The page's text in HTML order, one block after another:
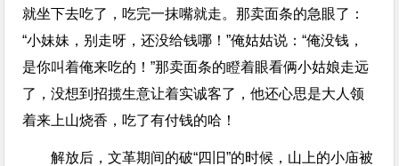
就坐下去吃了，吃完一抹嘴就走。那卖面条的急眼了：
“小妹妹，别走呀，还没给钱哪！”俺姑姑说：“俺没钱，
是你叫着俺来吃的！”那卖面条的瞪着眼看俩小姑娘走远
了，没想到招揽生意让着实诚客了，他还心思是大人领
着来上山烧香，吃了有付钱的哈！
解放后，文革期间的破“四旧”的时候，山上的小庙被